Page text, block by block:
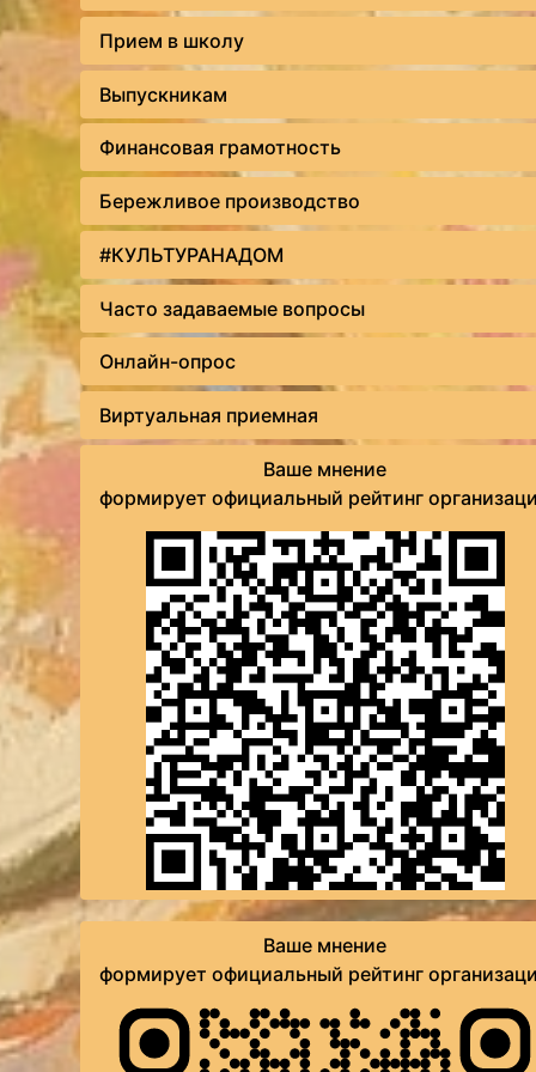
Прием в школу
Выпускникам
Финансовая грамотность
Бережливое производство
#КУЛЬТУРАНАДОМ
Часто задаваемые вопросы
Онлайн-опрос
Виртуальная приемная
Ваше мнение
формирует официальный рейтинг
Ваше мнение
формирует официальный рейтинг